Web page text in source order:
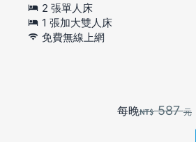
2 張單人床
1 張加大雙人床
免費無線上網
每晚 587元